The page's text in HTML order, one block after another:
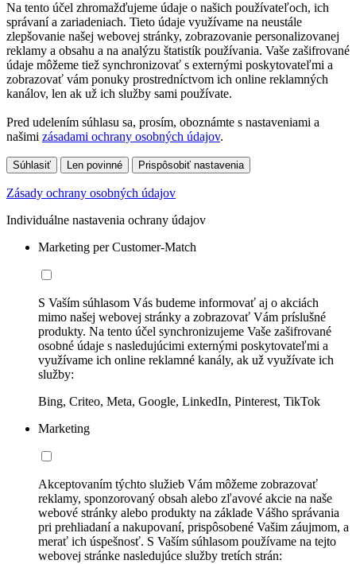
Na tento účel zhromažďujeme údaje o našich používateľoch, ich
správaní a zariadeniach. Tieto údaje využívame na neustále
zlepšovanie našej webovej stránky, zobrazovanie personalizovanej
reklamy a obsahu a na analýzu štatistík používania. Vaše zašifrované
údaje môžeme tiež synchronizovať s externými poskytovateľmi a
zobrazovať vám ponuky prostredníctvom ich online reklamných
kanálov, len ak už ich služby sami používate.
Pred udelením súhlasu sa, prosím, oboznámte s nastaveniami a
našimi zásadami ochrany osobných údajov.
Súhlasiť Len povinné Prispôsobiť nastavenia
Zásady ochrany osobných údajov
Individuálne nastavenia ochrany údajov
Marketing per Customer-Match
S Vaším súhlasom Vás budeme informovať aj o akciách
mimo našej webovej stránky a zobrazovať Vám príslušné
produkty. Na tento účel synchronizujeme Vaše zašifrované
osobné údaje s nasledujúcimi externými poskytovateľmi a
využívame ich online reklamné kanály, ak už využívate ich
služby:
Bing, Criteo, Meta, Google, LinkedIn, Pinterest, TikTok
Marketing
Akceptovaním týchto služieb Vám môžeme zobrazovať
reklamy, sponzorovaný obsah alebo zľavové akcie na naše
webové stránky alebo produkty na základe Vášho správania
pri prehliadaní a nakupovaní, prispôsobené Vašim záujmom, a
merať ich úspešnosť. S Vaším súhlasom používame na tejto
webovej stránke nasledujúce služby tretích strán: